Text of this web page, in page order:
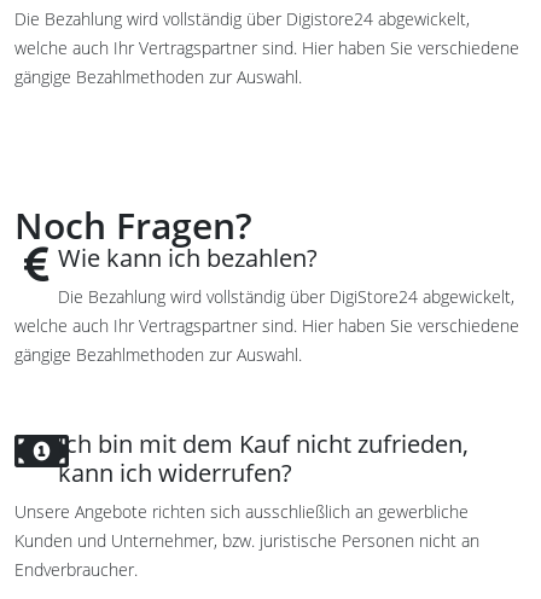
Die Bezahlung wird vollständig über Digistore24 abgewickelt,
welche auch Ihr Vertragspartner sind. Hier haben Sie verschiedene
gängige Bezahlmethoden zur Auswahl.
Noch Fragen?
Wie kann ich bezahlen?
Die Bezahlung wird vollständig über DigiStore24 abgewickelt,
welche auch Ihr Vertragspartner sind. Hier haben Sie verschiedene
gängige Bezahlmethoden zur Auswahl.
Ich bin mit dem Kauf nicht zufrieden,
kann ich widerrufen?
Unsere Angebote richten sich ausschließlich an gewerbliche
Kunden und Unternehmer, bzw. juristische Personen nicht an
Endverbraucher.